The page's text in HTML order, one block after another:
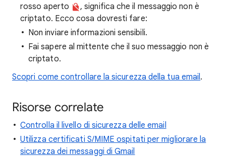
rosso aperto
, significa che il messaggio non è
criptato. Ecco cosa dovresti fare:
Non inviare informazioni sensibili.
Fai sapere al mittente che il suo messaggio non è
criptato.
Scopri come controllare la sicurezza della tua email.
Risorse correlate
Controlla il livello di sicurezza delle email
Utilizza certificati S/MIME ospitati per migliorare la
sicurezza dei messaggi di Gmail